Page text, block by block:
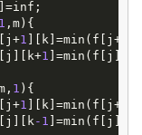
1 ,m){
1 ][k]=min(f[j+
1 ]=min(f[j][k+
1 ){
1 ][k]=min(f[j+
-1 ]=min(f[j][k